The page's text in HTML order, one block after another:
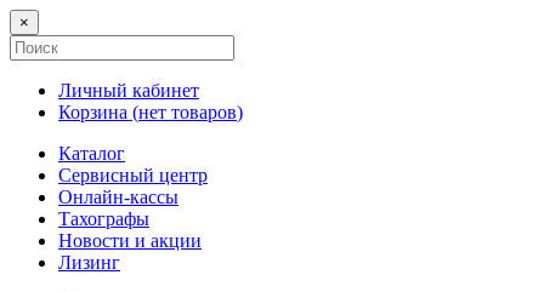
×
Личный кабинет
Корзина (нет товаров)
Каталог
Сервисный центр
Онлайн-кассы
Тахографы
Новости и акции
Лизинг